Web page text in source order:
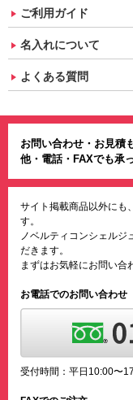
ご利用ガイド
名入れについて
よくある質問
お問い合わせ・お見積
他・電話・FAXでも承
サイト掲載商品以外にも
す。
ノベルティコンシェルジ
だきます。
まずはお気軽にお問い合
お電話でのお問い合わせ
受付時間：平日10:00〜